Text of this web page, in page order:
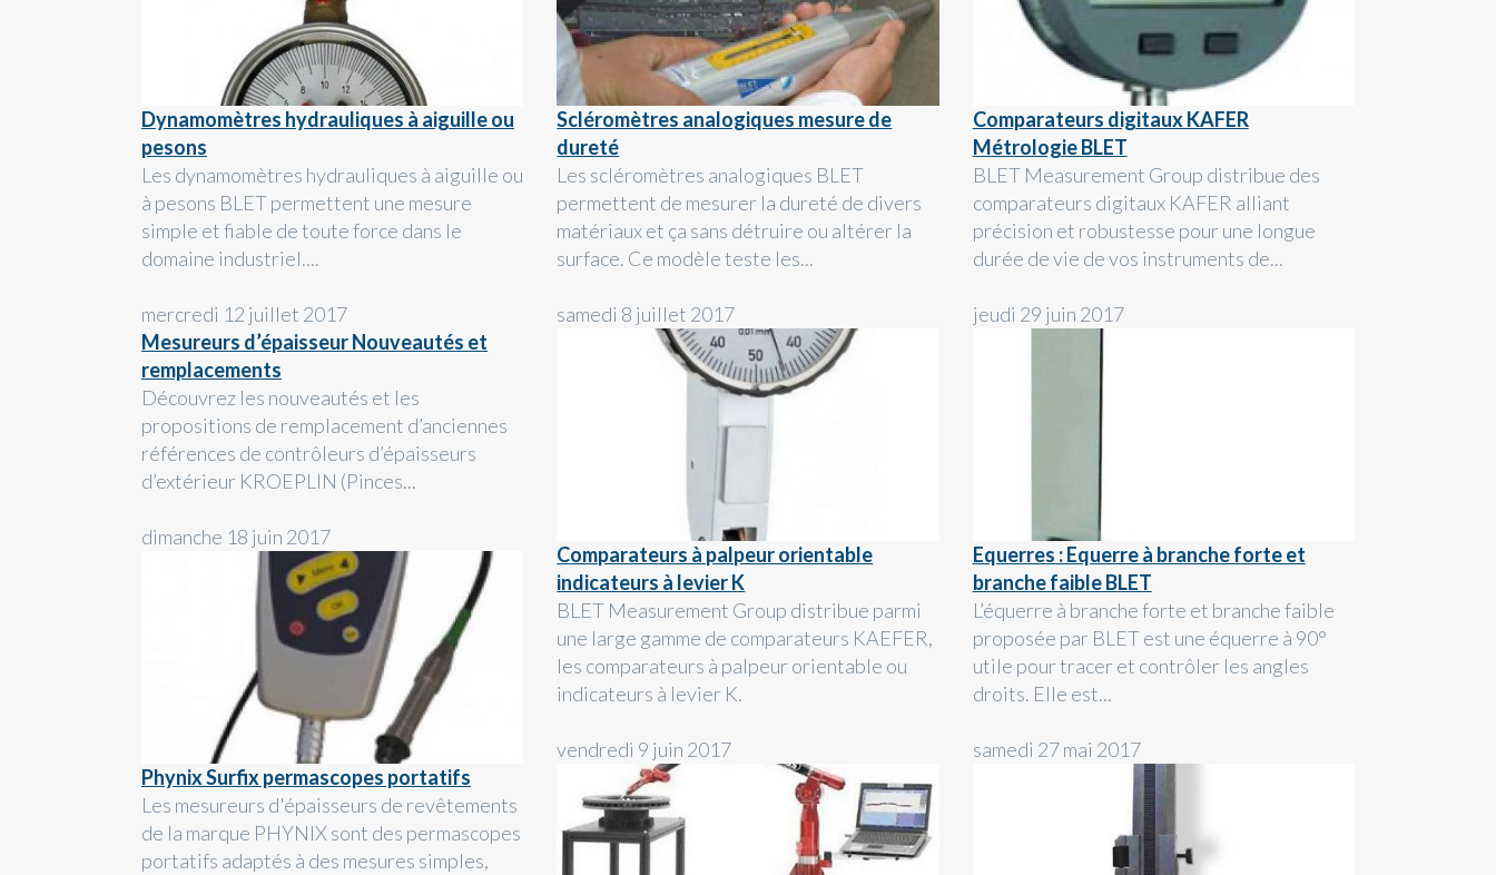
Dynamomètres hydrauliques à aiguille ou
pesons
Les dynamomètres hydrauliques à aiguille ou
à pesons BLET permettent une mesure
simple et fiable de toute force dans le
domaine industriel....
mercredi 12 juillet 2017
Mesureurs d’épaisseur Nouveautés et
remplacements
Découvrez les nouveautés et les
propositions de remplacement d’anciennes
références de contrôleurs d’épaisseurs
d’extérieur KROEPLIN (Pinces...
dimanche 18 juin 2017
Phynix Surfix permascopes portatifs
Les mesureurs d'épaisseurs de revêtements
de la marque PHYNIX sont des permascopes
portatifs adaptés à des mesures simples,
Scléromètres analogiques mesure de
dureté
Les scléromètres analogiques BLET
permettent de mesurer la dureté de divers
matériaux et ça sans détruire ou altérer la
surface. Ce modèle teste les...
samedi 8 juillet 2017
Comparateurs à palpeur orientable
indicateurs à levier K
BLET Measurement Group distribue parmi
une large gamme de comparateurs KAEFER,
les comparateurs à palpeur orientable ou
indicateurs à levier K.
vendredi 9 juin 2017
Comparateurs digitaux KAFER
Métrologie BLET
BLET Measurement Group distribue des
comparateurs digitaux KAFER alliant
précision et robustesse pour une longue
durée de vie de vos instruments de...
jeudi 29 juin 2017
Equerres : Equerre à branche forte et
branche faible BLET
L’équerre à branche forte et branche faible
proposée par BLET est une équerre à 90°
utile pour tracer et contrôler les angles
droits. Elle est...
samedi 27 mai 2017